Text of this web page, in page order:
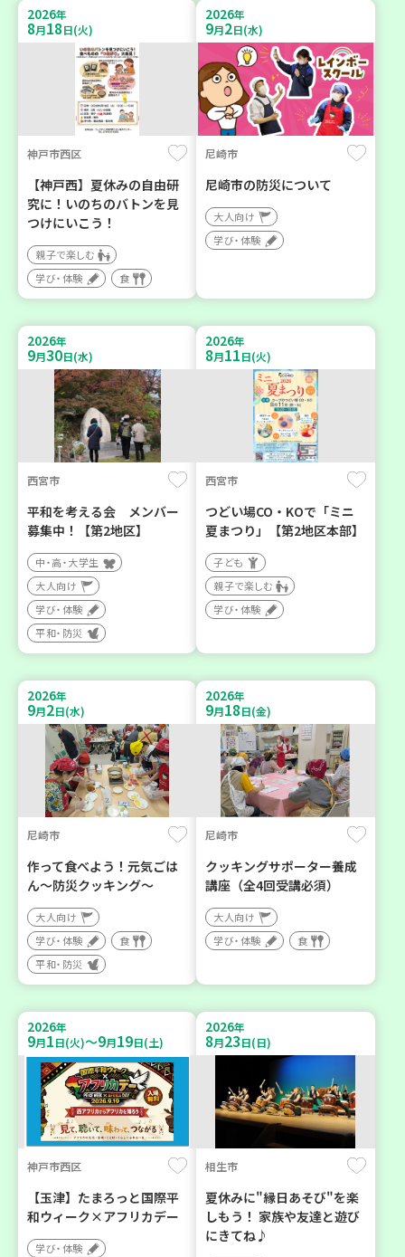
2026年
8月18日(火)
神戸市西区
【神戸西】夏休みの自由研
究に！いのちのバトンを見
つけにいこう！
親子で楽しむ
学び・体験
食
2026年
9月2日(水)
尼崎市
尼崎市の防災について
大人向け
学び・体験
2026年
9月30日(水)
西宮市
平和を考える会 メンバー
募集中！【第2地区】
中・高・大学生
大人向け
学び・体験
平和・防災
2026年
8月11日(火)
西宮市
つどい場CO・KOで「ミニ
夏まつり」【第2地区本部】
子ども
親子で楽しむ
学び・体験
2026年
9月2日(水)
尼崎市
作って食べよう！元気ごは
ん～防災クッキング～
大人向け
学び・体験
食
平和・防災
2026年
9月18日(金)
尼崎市
クッキングサポーター養成
講座（全4回受講必須）
大人向け
学び・体験
食
2026年
9月1日(火)～9月19日(土)
神戸市西区
【玉津】たまろっと国際平
和ウィーク×アフリカデー
学び・体験
2026年
8月23日(日)
相生市
夏休みに"縁日あそび"を楽
しもう！ 家族や友達と遊び
にきてね♪